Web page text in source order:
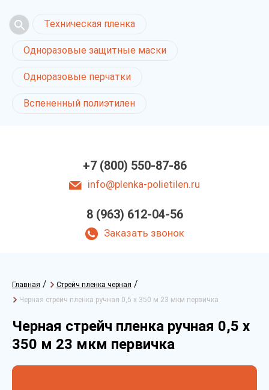
Техническая пленка
Одноразовые защитные маски
Одноразовые перчатки
Вспененный полиэтилен
+7 (800) 550-87-86
info@plenka-polietilen.ru
8 (963) 612-04-56
Заказать звонок
Главная / Стрейч пленка черная /
Черная стрейч пленка ручная 0,5 х 350 м 23 мкм первичка
Черная стрейч пленка ручная 0,5 х
350 м 23 мкм первичка